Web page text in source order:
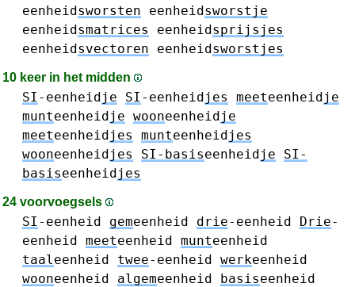
eenheidsworsten eenheidsworstje
eenheidsmatrices eenheidsprijsjes
eenheidsvectoren eenheidsworstjes
10 keer in het midden
SI -eenheidje SI -eenheidjes meeteenheidje
munteenheidje wooneenheidje
meeteenheidjes munteenheidjes
wooneenheidjes SI-basiseenheidje
SI-
basiseenheidjes
24 voorvoegsels
SI -eenheid gemeenheid drie-eenheid Drie-
eenheid meeteenheid munteenheid
taaleenheid twee-eenheid werkeenheid
wooneenheid algemeenheid basiseenheid